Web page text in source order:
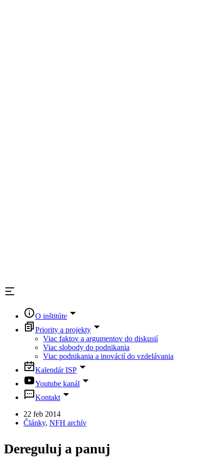
O inštitúte
Priority a projekty
Viac faktov a argumentov do diskusií
Viac slobody do podnikania
Viac podnikania a inovácií do vzdelávania
Kalendár ISP
Youtube kanál
Kontakt
22 feb 2014
Články, NFH archív
Dereguluj a panuj